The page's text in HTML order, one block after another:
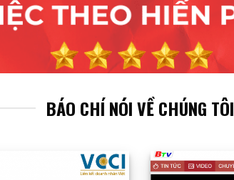
BÁO CHÍ NÓI VỀ CHÚNG TÔI